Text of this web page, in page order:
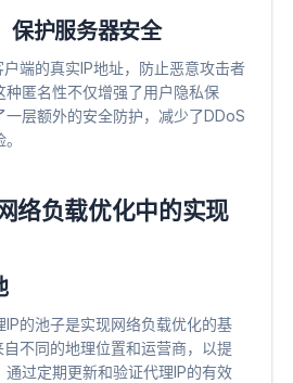
保护服务器安全
端的真实IP地址，防止恶意攻击者
种匿名性不仅增强了用户隐私保
层额外的安全防护，减少了DDoS
络负载优化中的实现
的池子是实现网络负载优化的基
不同的地理位置和运营商，以提
过定期更新和验证代理IP的有效